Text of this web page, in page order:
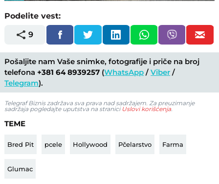
Podelite vest:
9
Pošaljite nam Vaše snimke, fotografije i priče na broj
telefona +381 64 8939257 (WhatsApp /Viber /
Telegram).
Telegraf Biznis zadržava sva prava nad sadržajem. Za preuzimanje
sadržaja pogledajte uputstva na stranici Uslovi korišćenja
TEME
Bred Pit pcele Hollywood Pčelarstvo Farma
Glumac